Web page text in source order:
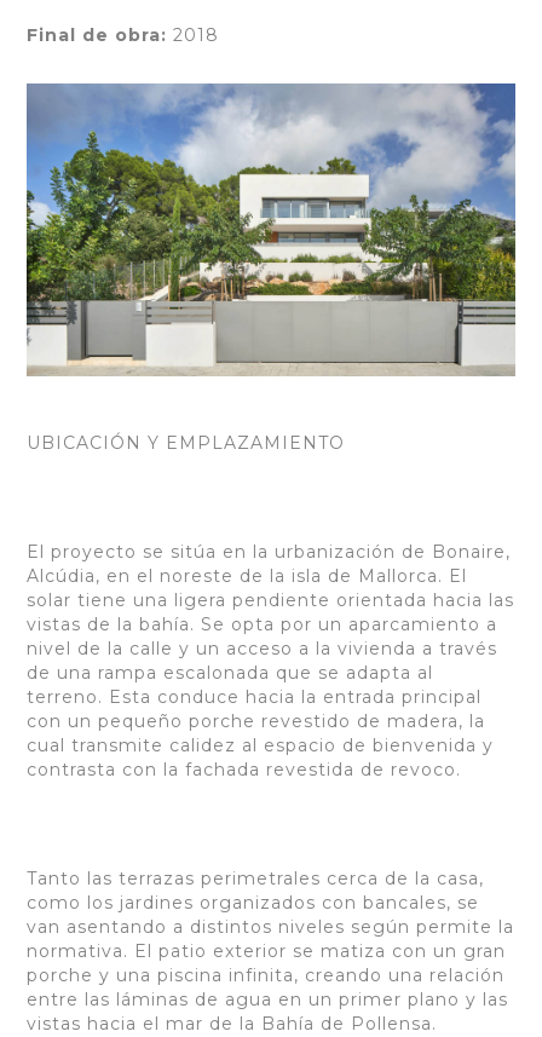
Final de obra: 2018
UBICACIÓN Y EMPLAZAMIENTO
El proyecto se sitúa en la urbanización de Bonaire,
Alcúdia, en el noreste de la isla de Mallorca. El
solar tiene una ligera pendiente orientada hacia las
vistas de la bahía. Se opta por un aparcamiento a
nivel de la calle y un acceso a la vivienda a través
de una rampa escalonada que se adapta al
terreno. Esta conduce hacia la entrada principal
con un pequeño porche revestido de madera, la
cual transmite calidez al espacio de bienvenida y
contrasta con la fachada revestida de revoco.
Tanto las terrazas perimetrales cerca de la casa,
como los jardines organizados con bancales, se
van asentando a distintos niveles según permite la
normativa. El patio exterior se matiza con un gran
porche y una piscina infinita, creando una relación
entre las láminas de agua en un primer plano y las
vistas hacia el mar de la Bahía de Pollensa.